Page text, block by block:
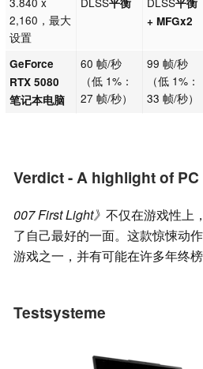
2,160，最大
设置
+ MFGx2
GeForce
RTX 5080
笔记本电脑
60 帧/秒
（低 1%：
27 帧/秒）
99 帧/秒
（低 1%：
33 帧/秒）
Verdict - A highlight of
007 First Light》 不仅在游戏性上
了自己最好的一面。这款惊悚动
游戏之一，并有可能在许多年终榜
Testsysteme